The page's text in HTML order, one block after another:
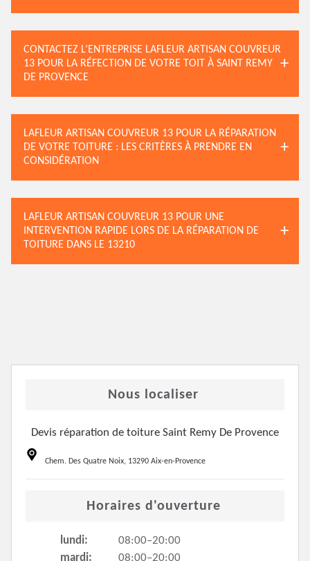
CONTACTEZ L’ENTREPRISE LAFLEUR ARTISAN COUVREUR
13 POUR LA RÉFECTION DE VOTRE TOIT À SAINT REMY
DE PROVENCE
LAFLEUR ARTISAN COUVREUR 13 POUR LA RÉPARATION
DE VOTRE TOITURE : LES CRITÈRES À PRENDRE EN
CONSIDÉRATION
LAFLEUR ARTISAN COUVREUR 13 POUR UNE
INTERVENTION RAPIDE LORS DE LA RÉPARATION DE
TOITURE DANS LE 13210
Nous localiser
Devis réparation de toiture Saint Remy De Provence
Chem. Des Quatre Noix, 13290 Aix-en-Provence
Horaires d'ouverture
lundi:
08:00–20:00
mardi:
08:00–20:00